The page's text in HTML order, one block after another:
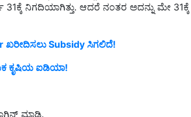
ಕೃಷಿಯ ಐಡಿಯಾ!